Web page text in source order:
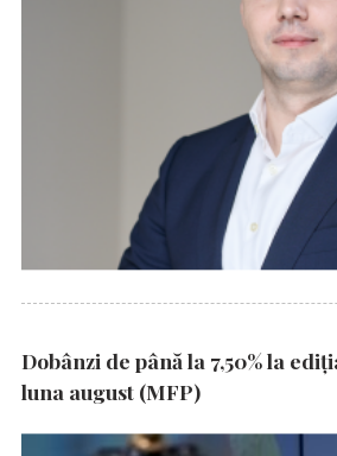
Dobânzi de până la 7,50% la
luna august (MFP)